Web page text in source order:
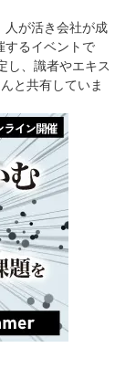
人が活き会社が成
するイベントで
し、識者やエキス
と共有していま